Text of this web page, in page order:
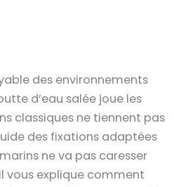
des environnements
d’eau salée joue les
classiques ne tiennent pas
des fixations adaptées
ne va pas caresser
vous explique comment